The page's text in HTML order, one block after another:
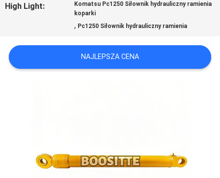
KONTROLA
JAKOŚCI
High Light:
Komatsu Pc1250 Siłownik hydrauliczny ramienia
koparki
, Pc1250 Siłownik hydrauliczny ramienia
NAJLEPSZA CENA